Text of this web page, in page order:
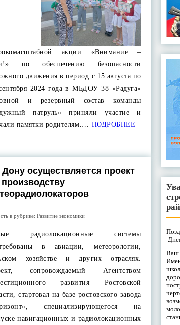
акции «Внимание –
по обеспечению безопасности
движения в период с 15 августа по
2024 года в МБДОУ 38 «Радуга»
и резервный состав команды
патруль» приняли участие и
памятки родителям…. ПОДРОБНЕЕ
осуществляется проект
в рубрике: Развитие экономики
радиолокационные системы
в авиации, метеорологии,
хозяйстве и других отраслях.
сопровождаемый Агентством
развития Ростовской
стартовал на базе ростовского завода
специализирующегося на
навигационных и радиолокационных
Ваш